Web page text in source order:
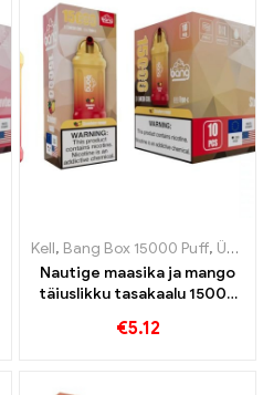
,
Kell, Bang Box 15000 Puff, Ühekordsed e-sigaretid Rootsi
Nautige maasika ja mango
täiuslikku tasakaalu 15000
sigaret
€5.12